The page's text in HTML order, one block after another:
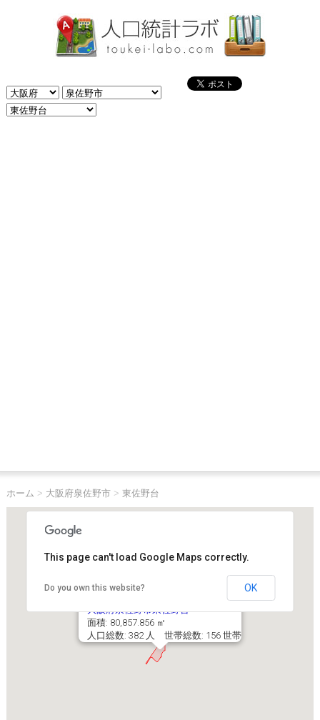
ホーム > 大阪府泉佐野市> 東佐野台
大阪府泉佐野市東佐野台
面積: 80,857.856 ㎡
人口総数: 382 人 世帯総数: 156 世帯
This page can't load Google Maps correctly.
Do you own this website? OK